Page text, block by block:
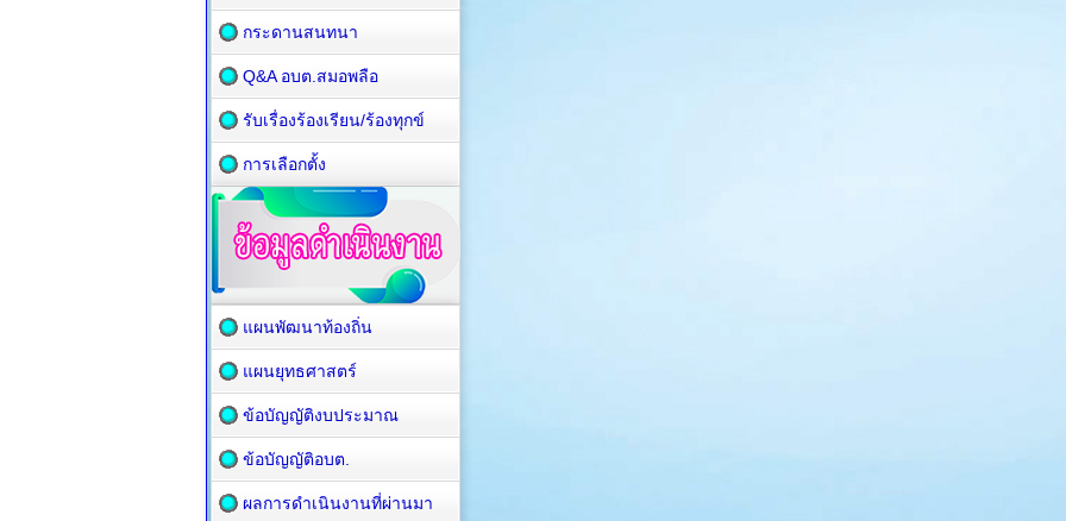
กระดานสนทนา
Q&A อบต.สมอพลือ
รับเรื่องร้องเรียน/ร้องทุกข์
การเลือกตั้ง
แผนพัฒนาท้องถิ่น
แผนยุทธศาสตร์
ข้อบัญญัติงบประมาณ
ข้อบัญญัติอบต.
ผลการดำเนินงานที่ผ่านมา